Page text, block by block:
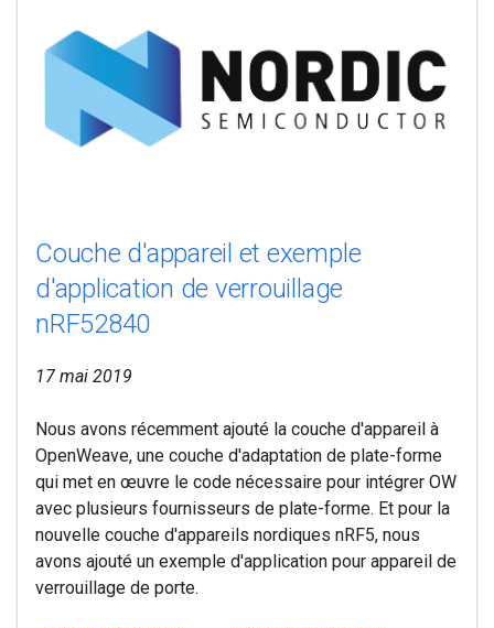
Couche d'appareil et exemple
d'application de verrouillage
nRF52840
17 mai 2019
Nous avons récemment ajouté la couche d'appareil à
OpenWeave, une couche d'adaptation de plate-forme
qui met en œuvre le code nécessaire pour intégrer OW
avec plusieurs fournisseurs de plate-forme. Et pour la
nouvelle couche d'appareils nordiques nRF5, nous
avons ajouté un exemple d'application pour appareil de
verrouillage de porte.